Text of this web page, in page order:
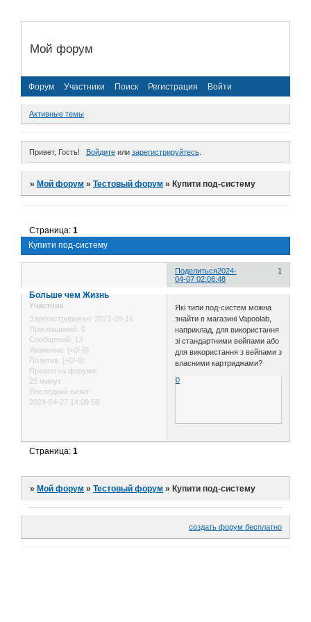
Мой форум
Форум Участники Поиск Регистрация Войти
Активные темы
Привет, Гость! Войдитеили зарегистрируйтесь.
»Мой форум »Тестовый форум »Купити под-системy
Купити под-системy
Страница:1
Поделиться 1
2024-
04-07 02:06:48
Больше чем Жизнь
Участник
Зарегистрирован: 2023-09-16
Приглашений: 0
Сообщений: 13
Уважение: [+0/-0]
Позитив: [+0/-0]
Провел на форуме:
25 минут
Последний визит:
2024-04-27 14:09:58
Які типи под-систем можна
знайти в магазині Vapoolab,
наприклад, для використання
зі стандартними вейпами або
для використання з вейпами з
власними картриджами?
0
Страница:1
» Мой форум »Тестовый форум » Купити под-системy
создать форум бесплатно